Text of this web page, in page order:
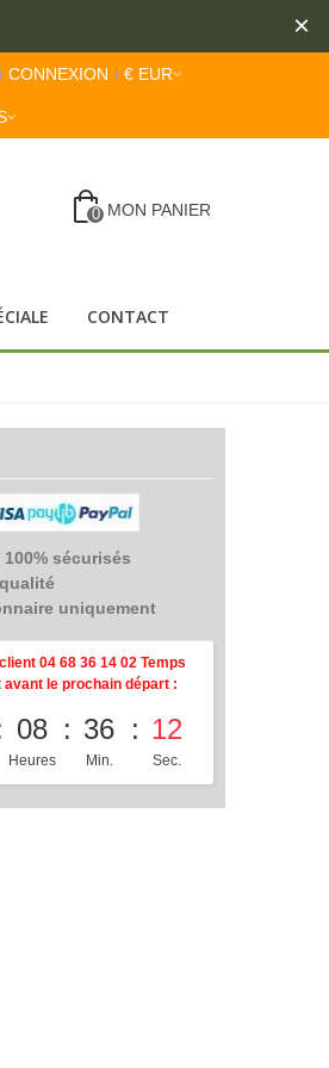
×
CONNEXION € EUR
0 MON PANIER
CONTACT
100% sécurisés
uniquement
04 68 36 14 02 Temps
avant le prochain départ :
08
Heures
36
Min.
11
Sec.